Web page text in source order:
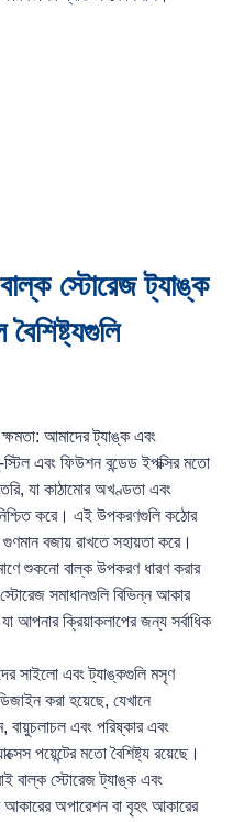
স্টোরেজ ট্যাঙ্ক
আমাদের ট্যাঙ্ক এবং
এবং ফিউশন বন্ডেড ইপক্সির মতো
যা কাঠামোর অখণ্ডতা এবং
নিশ্চিত করে। এই উপকরণগুলি কঠোর
বজায় রাখতে সহায়তা করে।
শুকনো বাল্ক উপকরণ ধারণ করার
সমাধানগুলি বিভিন্ন আকার
আপনার ক্রিয়াকলাপের জন্য সর্বাধিক
সাইলো এবং ট্যাঙ্কগুলি মসৃণ
করা হয়েছে, যেখানে
বায়ুচলাচল এবং পরিষ্কার এবং
পয়েন্টের মতো বৈশিষ্ট্য রয়েছে।
বাল্ক স্টোরেজ ট্যাঙ্ক এবং
অপারেশন বা বৃহৎ আকারের